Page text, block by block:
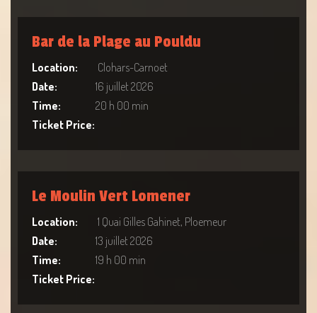
Bar de la Plage au Pouldu
Location:
Clohars-Carnoet
Date:
16 juillet 2026
Time:
20 h 00 min
Ticket Price:
Le Moulin Vert Lomener
Location:
1 Quai Gilles Gahinet, Ploemeur
Date:
13 juillet 2026
Time:
19 h 00 min
Ticket Price: